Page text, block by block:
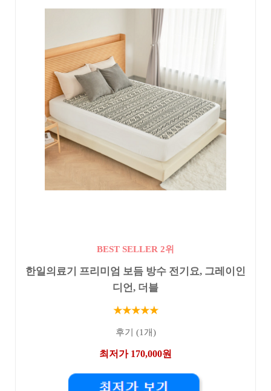
BEST SELLER 2위
한일의료기 프리미엄 보듬 방수 전기요, 그레이인
디언, 더블
★★★★★
후기 (1개)
최저가 170,000원